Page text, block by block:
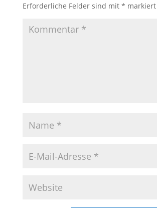
Erforderliche Felder sind mit * markiert